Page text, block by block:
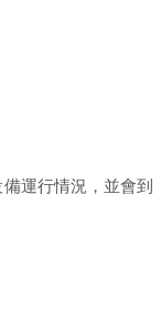
運行情況，並會到